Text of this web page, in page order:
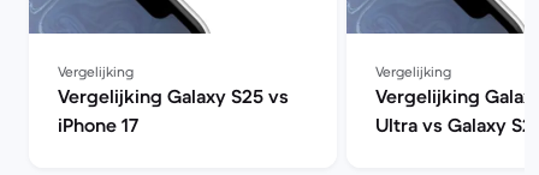
Vergelijking
Vergelijking Galaxy S25 vs
iPhone 17
Vergelijking
Vergelijking
Ultra vs Galaxy